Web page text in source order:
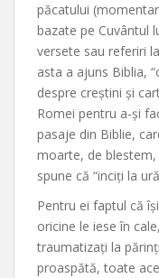
păcatului
bazate pe Cuvântul
versete sau referiri
asta a ajuns Biblia,
despre creștini și
Romei pentru a-și
pasaje din Biblie,
moarte, de
spune că “inciți la
Pentru ei faptul că
oricine le iese în
traumatizați la
proaspătă, toate